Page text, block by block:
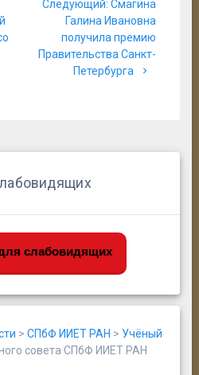
Ащеулова Н. А.
А. В., Синельникова Е. Ф.
Жмудь Л. Я., Куприянов
В. А., Скрыдлов А. Ю.
Ащеулова Н. А.
Следующий: Следующая
запись:
Смагина
Галина Ивановна
получила премию
Правительства Санкт-
Петербурга
слабовидящих
> СПбФ ИИЕТ РАН > Учёный
совета СПбФ ИИЕТ РАН